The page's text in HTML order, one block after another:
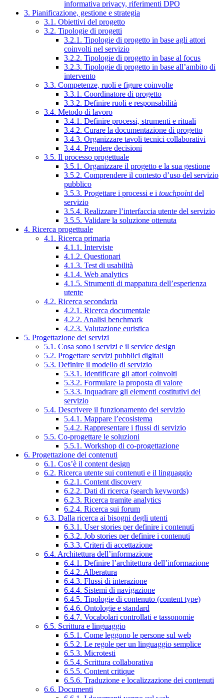
informativa privacy, riferimenti DPO
3. Pianificazione, gestione e strategia
3.1. Obiettivi del progetto
3.2. Tipologie di progetti
3.2.1. Tipologie di progetto in base agli attori
coinvolti nel servizio
3.2.2. Tipologie di progetto in base al focus
3.2.3. Tipologie di progetto in base all’ambito di
intervento
3.3. Competenze, ruoli e figure coinvolte
3.3.1. Coordinatore di progetto
3.3.2. Definire ruoli e responsabilità
3.4. Metodo di lavoro
3.4.1. Definire processi, strumenti e rituali
3.4.2. Curare la documentazione di progetto
3.4.3. Organizzare tavoli tecnici collaborativi
3.4.4. Prendere decisioni
3.5. Il processo progettuale
3.5.1. Organizzare il progetto e la sua gestione
3.5.2. Comprendere il contesto d’uso del servizio
pubblico
3.5.3. Progettare i processi e i touchpointdel
servizio
3.5.4. Realizzare l’interfaccia utente del servizio
3.5.5. Validare la soluzione ottenuta
4. Ricerca progettuale
4.1. Ricerca primaria
4.1.1. Interviste
4.1.2. Questionari
4.1.3. Test di usabilità
4.1.4. Web analytics
4.1.5. Strumenti di mappatura dell’esperienza
utente
4.2. Ricerca secondaria
4.2.1. Ricerca documentale
4.2.2. Analisi benchmark
4.2.3. Valutazione euristica
5. Progettazione dei servizi
5.1. Cosa sono i servizi e il service design
5.2. Progettare servizi pubblici digitali
5.3. Definire il modello di servizio
5.3.1. Identificare gli attori coinvolti
5.3.2. Formulare la proposta di valore
5.3.3. Inquadrare gli elementi costitutivi del
servizio
5.4. Descrivere il funzionamento del servizio
5.4.1. Mappare l’ecosistema
5.4.2. Rappresentare i flussi di servizio
5.5. Co-progettare le soluzioni
5.5.1. Workshop di co-progettazione
6. Progettazione dei contenuti
6.1. Cos’è il content design
6.2. Ricerca utente sui contenuti e il linguaggio
6.2.1. Content discovery
6.2.2. Dati di ricerca (search keywords)
6.2.3. Ricerca tramite analytics
6.2.4. Ricerca sui forum
6.3. Dalla ricerca ai bisogni degli utenti
6.3.1. User stories per definire i contenuti
6.3.2. Job stories per definire i contenuti
6.3.3. Criteri di accettazione
6.4. Architettura dell’informazione
6.4.1. Definire l’architettura dell’informazione
6.4.2. Alberatura
6.4.3. Flussi di interazione
6.4.4. Sistemi di navigazione
6.4.5. Tipologie di contenuto (content type)
6.4.6. Ontologie e standard
6.4.7. Vocabolari controllati e tassonomie
6.5. Scrittura e linguaggio
6.5.1. Come leggono le persone sul web
6.5.2. Le regole per un linguaggio semplice
6.5.3. Microtesti
6.5.4. Scrittura collaborativa
6.5.5. Content critique
6.5.6. Traduzione e localizzazione dei contenuti
6.6. Documenti